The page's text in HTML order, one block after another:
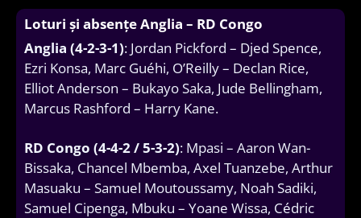
Loturi și absențe Anglia – RD Congo
Anglia (4-2-3-1): Jordan Pickford – Djed Spence,
Ezri Konsa, Marc Guéhi, O’Reilly – Declan Rice,
Elliot Anderson – Bukayo Saka, Jude Bellingham,
Marcus Rashford – Harry Kane.
RD Congo (4-4-2 / 5-3-2): Mpasi – Aaron Wan-
Bissaka, Chancel Mbemba, Axel Tuanzebe, Arthur
Masuaku – Samuel Moutoussamy, Noah Sadiki,
Samuel Cipenga, Mbuku – Yoane Wissa, Cédric